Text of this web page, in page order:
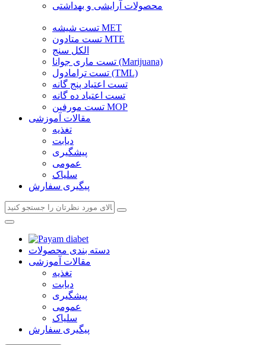
محصولات آرایشی و بهداشتی
تست شیشه MET
تست متادون MTE
الکل سنج
تست ماری جوانا (Marijuana)
تست ترامادول (TML)
تست اعتیاد پنج گانه
تست اعتیاد ده گانه
تست مورفین MOP
مقالات آموزشی
تغذیه
دیابت
پیشگیری
عمومی
سلیاک
پیگیری سفارش
دسته بندی محصولات
مقالات آموزشی
تغذیه
دیابت
پیشگیری
عمومی
سلیاک
پیگیری سفارش